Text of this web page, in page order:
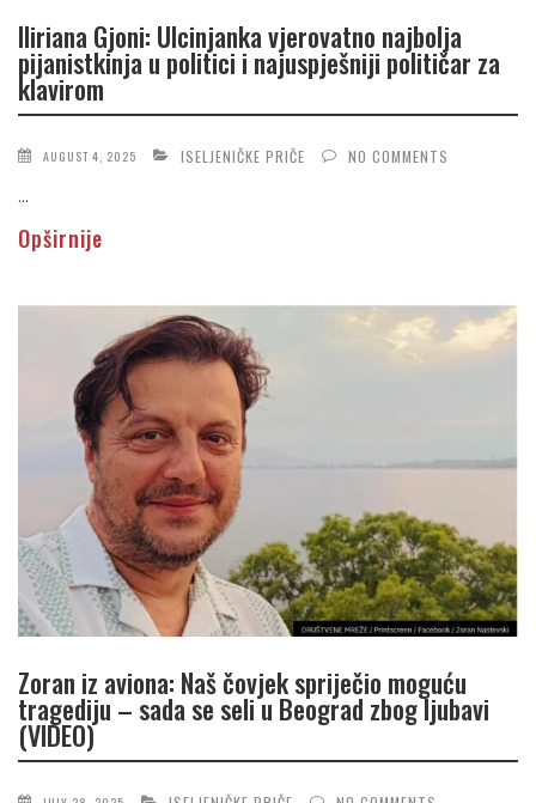
Iliriana Gjoni: Ulcinjanka vjerovatno najbolja
pijanistkinja u politici i najuspješniji političar za
klavirom
AUGUST 4, 2025 ISELJENIČKE PRIČE NO COMMENTS
...
Opširnije
Zoran iz aviona: Naš čovjek spriječio moguću
tragediju – sada se seli u Beograd zbog ljubavi
(VIDEO)